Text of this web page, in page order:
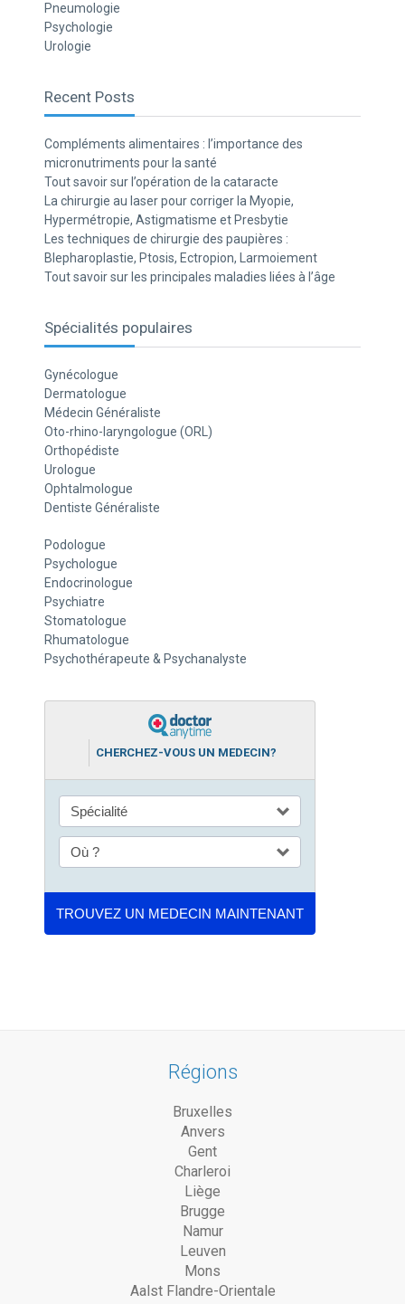
Pneumologie
Psychologie
Urologie
Recent Posts
Compléments alimentaires : l’importance des
micronutriments pour la santé
Tout savoir sur l’opération de la cataracte
La chirurgie au laser pour corriger la Myopie,
Hypermétropie, Astigmatisme et Presbytie
Les techniques de chirurgie des paupières :
Blepharoplastie, Ptosis, Ectropion, Larmoiement
Tout savoir sur les principales maladies liées à l’âge
Spécialités populaires
Gynécologue
Dermatologue
Médecin Généraliste
Oto-rhino-laryngologue (ORL)
Orthopédiste
Urologue
Ophtalmologue
Dentiste Généraliste
Podologue
Psychologue
Endocrinologue
Psychiatre
Stomatologue
Rhumatologue
Psychothérapeute & Psychanalyste
CHERCHEZ-VOUS UN MEDECIN?
Régions
Bruxelles
Anvers
Gent
Charleroi
Liège
Brugge
Namur
Leuven
Mons
Aalst Flandre-Orientale